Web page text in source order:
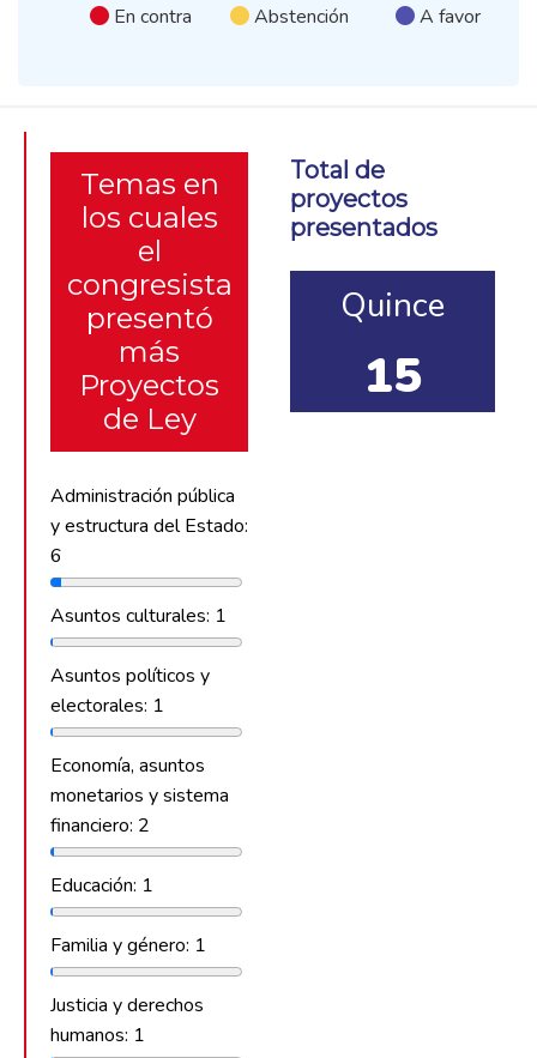
En contra Abstención A favor
Temas en
los cuales
el
congresista
presentó
más
Proyectos
de Ley
Administración pública
y estructura del Estado:
6
Asuntos culturales: 1
Asuntos políticos y
electorales: 1
Economía, asuntos
monetarios y sistema
financiero: 2
Educación: 1
Familia y género: 1
Justicia y derechos
humanos: 1
Total de
proyectos
presentados
Quince
15